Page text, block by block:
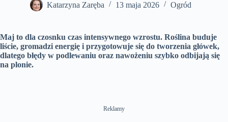
Katarzyna Zaręba 13 maja 2026 Ogród
Maj to dla czosnku czas intensywnego wzrostu. Roślina buduje
liście, gromadzi energię i przygotowuje się do tworzenia główek,
dlatego błędy w podlewaniu oraz nawożeniu szybko odbijają się
na plonie.
Reklamy